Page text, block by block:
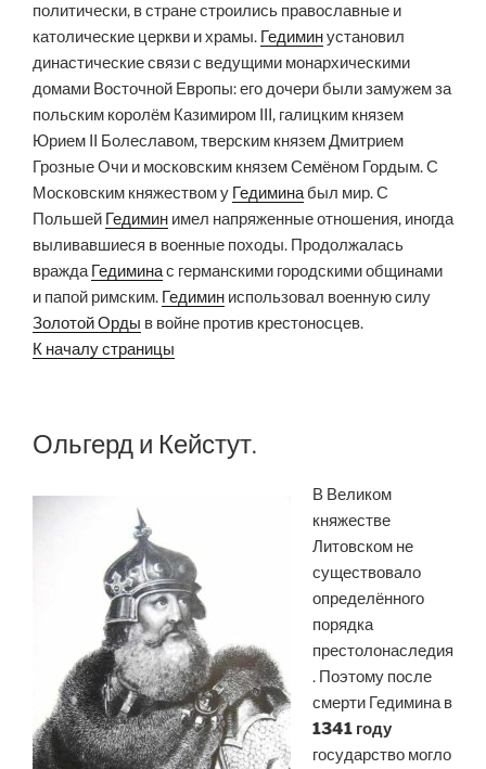
политически, в стране строились православные и
католические церкви и храмы. Гедиминустановил
династические связи с ведущими монархическими
домами Восточной Европы: его дочери были замужем за
польским королём Казимиром III, галицким князем
Юрием II Болеславом, тверским князем Дмитрием
Грозные Очи и московским князем Семёном Гордым. С
Московским княжеством у Гедиминабыл мир. С
Польшей Гедимин имел напряженные отношения, иногда
выливавшиеся в военные походы. Продолжалась
враждаГедиминас германскими городскими общинами
и папой римским. Гедимин использовал военную силу
Золотой Орды в войне против крестоносцев.
К началу страницы
Ольгерд и Кейстут.
В Великом
княжестве
Литовском не
существовало
определённого
порядка
престолонаследия
. Поэтому после
смерти Гедимина в
1341 году
государство могло